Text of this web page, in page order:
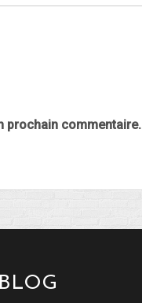
prochain commentaire.